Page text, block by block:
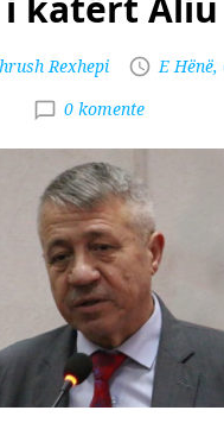
Rexhepi
E
0 komente